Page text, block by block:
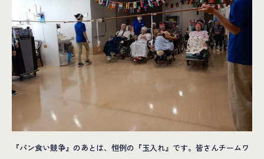
『パン食い競争』のあとは、恒例の『玉入れ』です。皆さんチームワ